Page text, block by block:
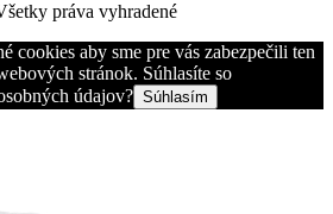
práva vyhradené
cookies aby sme pre vás zabezpečili ten
stránok. Súhlasíte so
údajov? Súhlasím